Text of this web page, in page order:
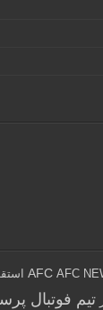
AFC AFC
تیم فوتبال